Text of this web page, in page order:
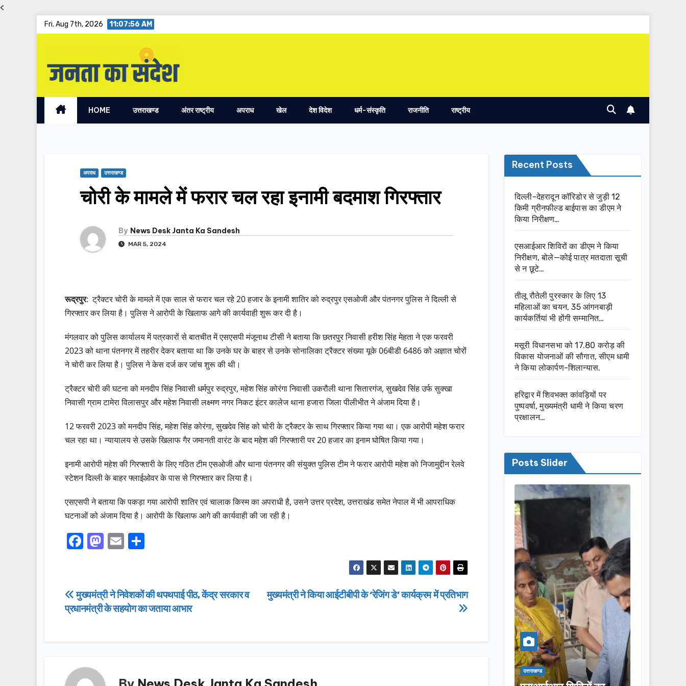
<
Fri. Aug 7th, 2026 11:07:57 AM
HOME उत्तराखण्ड अंतर राष्ट्रीय अपराध खेल देश विदेश धर्म-संस्कृति राजनीति राष्ट्रीय
अपराध उत्तराखण्ड
चोरी के मामले में फरार चल रहा इनामी बदमाश गिरफ्तार
By News Desk Janta Ka Sandesh
MAR 5, 2024
रूद्रपुर: ट्रैक्टर चोरी के मामले में एक साल से फरार चल रहे 20 हजार के इनामी शातिर को रुद्रपुर एसओजी और पंतनगर पुलिस ने दिल्ली से
गिरफ्तार कर लिया है। पुलिस ने आरोपी के खिलाफ आगे की कार्यवाही शुरू कर दी है।
मंगलवार को पुलिस कार्यालय में पत्रकारों से बातचीत में एसएसपी मंजूनाथ टीसी ने बताया कि छतरपुर निवासी हरीश सिंह मेहता ने एक फरवरी
2023 को थाना पंतनगर में तहरीर देकर बताया था कि उनके घर के बाहर से उनके सोनालिका ट्रैक्टर संख्या यूके 06बीडी 6486 को अज्ञात चोरों
ने चोरी कर लिया है। पुलिस ने केस दर्ज कर जांच शुरू की थी।
ट्रैक्टर चोरी की घटना को मनदीप सिंह निवासी धर्मपुर रुद्रपुर, महेश सिंह कोरंगा निवासी उकरौली थाना सितारगंज, सुखदेव सिंह उर्फ सुक्खा
निवासी ग्राम टामेरा विलासपुर और महेश निवासी लक्ष्मण नगर निकट इंटर कालेज थाना हजारा जिला पीलीभीत ने अंजाम दिया है।
12 फरवरी 2023 को मनदीप सिंह, महेश सिंह कोरंगा, सुखदेव सिंह को चोरी के ट्रैक्टर के साथ गिरफ्तार किया गया था। एक आरोपी महेश फरार
चल रहा था। न्यायालय से उसके खिलाफ गैर जमानती वारंट के बाद महेश की गिरफ्तारी पर 20 हजार का इनाम घोषित किया गया।
इनामी आरोपी महेश की गिरफ्तारी के लिए गठित टीम एसओजी और थाना पंतनगर की संयुक्त पुलिस टीम ने फरार आरोपी महेश को निजामुद्दीन रेलवे
स्टेशन दिल्ली के बाहर फ्लाईओवर के पास से गिरफ्तार कर लिया है।
एसएसपी ने बताया कि पकड़ा गया आरोपी शातिर एवं चालाक किस्म का अपराधी है, उसने उत्तर प्रदेश, उत्तराखंड समेत नेपाल में भी आपराधिक
घटनाओं को अंजाम दिया है। आरोपी के खिलाफ आगे की कार्यवाही की जा रही है।
F
e
b
o
M
o
d
n
E
e
Post
navigation
मुख्यमंत्री ने किया आईटीबीपी के ‘रेजिंग डे’ कार्यक्रम में प्रतिभाग
मुख्यमंत्री ने निवेशकों की थपथपाई पीठ, केंद्र सरकार व
प्रधानमंत्री के सहयोग का जताया आभार
Recent Posts
दिल्ली-देहरादून कॉरिडोर से जुड़ी 12
किमी ग्रीनफील्ड बाईपास का डीएम ने
किया निरीक्षण…
एसआईआर शिविरों का डीएम ने किया
निरीक्षण, बोले—कोई पात्र मतदाता सूची
से न छूटे…
तीलू रौतेली पुरस्कार के लिए 13
महिलाओं का चयन, 35 आंगनबाड़ी
कार्यकर्तियां भी होंगी सम्मानित…
मसूरी विधानसभा को 17.80 करोड़ की
विकास योजनाओं की सौगात, सीएम धामी
ने किया लोकार्पण-शिलान्यास.
हरिद्वार में शिवभक्त कांवड़ियों पर
पुष्पवर्षा, मुख्यमंत्री धामी ने किया चरण
प्रक्षालन…
Posts Slider
उत्तराखण्ड